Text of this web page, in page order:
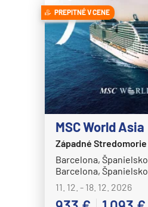
PREPITNÉ V CENE
MSC World Asia
Západné Stredomorie
Barcelona, Španielsko
Barcelona, Španielsko
11. 12. - 18. 12. 2026